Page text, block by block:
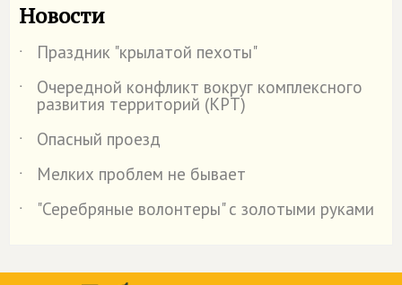
Новости
˙
Праздник "крылатой пехоты"
˙
Очередной конфликт вокруг комплексного
развития территорий (КРТ)
˙
Опасный проезд
˙
Мелких проблем не бывает
˙
"Серебряные волонтеры" с золотыми руками